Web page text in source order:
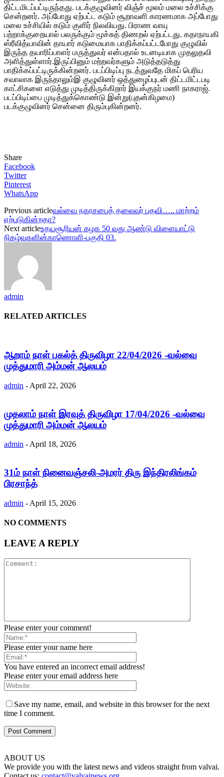
திட்டமிடப்பட்டிருந்தது. படக்குழுவினர் விஞ்ச் மூலம் மலை உச்சிக்கு
சென்றனர். அப்போது ஏற்பட்ட கடும் சூறாவளி காரணமாக அப்போது
மலை உச்சியில் கடும் குளிர் நிலவியது. பிராண வாயு
பற்றாக்குறையால் பலருக்கும் மூச்சுத் திணறல் ஏற்பட்டது. கதாநாயகி
ஸ்ரீவித்யாவின் தாயார் கடுமையாக பாதிக்கப்பட்டபோது குழுவில்
இருந்த தயாரிப்பாளர் மருத்துவர் என்பதால் உடனடியாக முதலுதவி
அளித்துள்ளார்.இருப்பினும் மற்றவர்களும் அடுத்தடுத்து
பாதிக்கப்பட்டிருக்கின்றனர். படப்பிடிப்பு நடத்துவதே மிகப் பெரிய
சவாலாக இருந்தாலும்இ குழுவினர் ஒத்துழைப்புடன் திட்டமிட்டபடி
காட்சிகளை எடுத்து முடித்திருக்கிறார் இயக்குநர் மணி நாகராஜ்.
படப்பிடிப்பை முடித்துக்கொண்டு இன்று(புதன்கிழமை)
படக்குழுவினர் சென்னை திரும்புகின்றனர்.
Share
Facebook
Twitter
Pinterest
WhatsApp
Previous articleவல்வை நகரசபைத் தலைவர் பதவி….. மாற்றம்
ஏற்படுகின்றதா?
Next articleஉதயசூரியன் கழக 50 வது ஆண்டு விளையாட்டு
நிகழ்வுகளின்காணொளி-பகுதி 03.
admin
RELATED ARTICLES
ஆறாம் நாள் பகல்த் திருவிழா 22/04/2026 -வல்வை
முத்துமாரி அம்மன் ஆலயம்
admin - April 22, 2026
முதலாம் நாள் இரவுத் திருவிழா 17/04/2026 -வல்வை
முத்துமாரி அம்மன் ஆலயம்
admin - April 18, 2026
31ம் நாள் நினைவஞ்சலி-அமரர் திரு இந்திரலிங்கம்
பிரசாந்த்
admin - April 15, 2026
NO COMMENTS
LEAVE A REPLY
Please enter your comment!
Please enter your name here
You have entered an incorrect email address!
Please enter your email address here
Save my name, email, and website in this browser for the next
time I comment.
ABOUT US
We provide you with the latest news and videos straight from valvai.